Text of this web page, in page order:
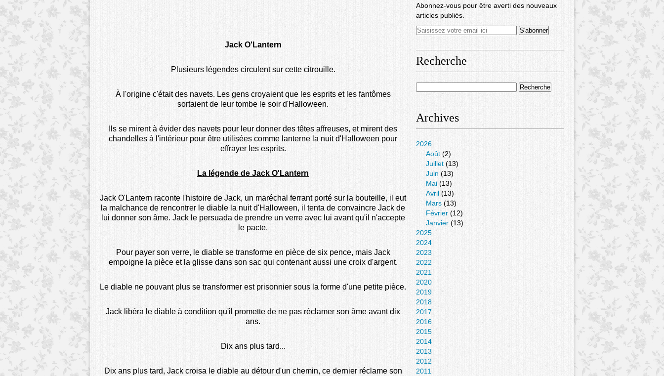
Jack O'Lantern
Plusieurs légendes circulent sur cette citrouille.
À l'origine c'était des navets. Les gens croyaient que les esprits et les fantômes
sortaient de leur tombe le soir d'Halloween.
Ils se mirent à évider des navets pour leur donner des têtes affreuses, et mirent des
chandelles à l'intérieur pour être utilisées comme lanterne la nuit d'Halloween pour
effrayer les esprits.
La légende de Jack O'Lantern
Jack O'Lantern raconte l'histoire de Jack, un maréchal ferrant porté sur la bouteille, il eut
la malchance de rencontrer le diable la nuit d'Halloween, il tenta de convaincre Jack de
lui donner son âme. Jack le persuada de prendre un verre avec lui avant qu'il n'accepte
le pacte.
Pour payer son verre, le diable se transforme en pièce de six pence, mais Jack
empoigne la pièce et la glisse dans son sac qui contenant aussi une croix d'argent.
Le diable ne pouvant plus se transformer est prisonnier sous la forme d'une petite pièce.
Jack libéra le diable à condition qu'il promette de ne pas réclamer son âme avant dix
ans.
Dix ans plus tard...
Dix ans plus tard, Jack croisa le diable au détour d'un chemin, ce dernier réclame son
Abonnez-vous pour être averti des nouveaux
articles publiés.
Recherche
Archives
2026
Août (2)
Juillet (13)
Juin (13)
Mai (13)
Avril (13)
Mars (13)
Février (12)
Janvier (13)
2025
2024
2023
2022
2021
2020
2019
2018
2017
2016
2015
2014
2013
2012
2011